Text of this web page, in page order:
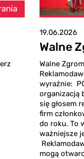
19.06.2026
Walne
Walne
wyraźnie:
organizacją
się głosem
firm
do roku. To
ważniejsze
mogą